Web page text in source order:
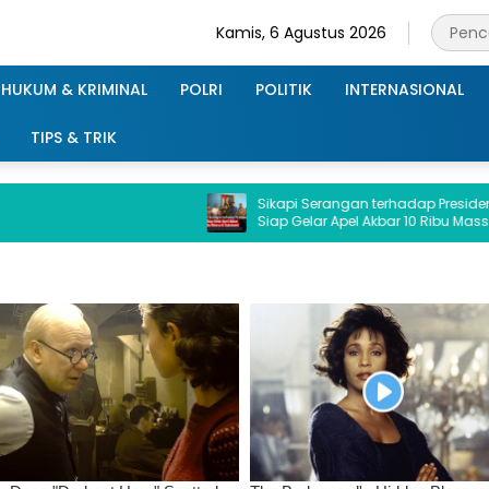
Kamis, 6 Agustus 2026
HUKUM & KRIMINAL POLRI POLITIK INTERNASIONAL
TIPS & TRIK
Sikapi Serangan terhadap Presiden, GCP
Siap Gelar Apel Akbar 10 Ribu Massa di
Sukabumi.